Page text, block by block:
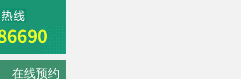
在线预约